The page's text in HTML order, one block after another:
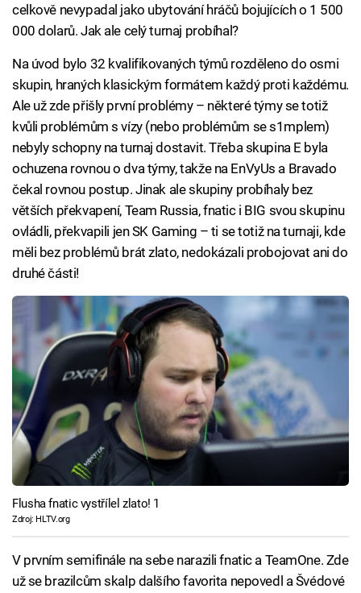
celkově nevypadal jako ubytování hráčů bojujících o 1 500
000 dolarů. Jak ale celý turnaj probíhal?
Na úvod bylo 32 kvalifikovaných týmů rozděleno do osmi
skupin, hraných klasickým formátem každý proti každému.
Ale už zde přišly první problémy – některé týmy se totiž
kvůli problémům s vízy (nebo problémům se s1mplem)
nebyly schopny na turnaj dostavit. Třeba skupina E byla
ochuzena rovnou o dva týmy, takže na EnVyUs a Bravado
čekal rovnou postup. Jinak ale skupiny probíhaly bez
větších překvapení, Team Russia, fnatic i BIG svou skupinu
ovládli, překvapili jen SK Gaming – ti se totiž na turnaji, kde
měli bez problémů brát zlato, nedokázali probojovat ani do
druhé části!
Flusha fnatic vystřílel zlato! 1
Zdroj: HLTV.org
V prvním semifinále na sebe narazili fnatic a TeamOne. Zde
už se brazilcům skalp dalšího favorita nepovedl a Švédové